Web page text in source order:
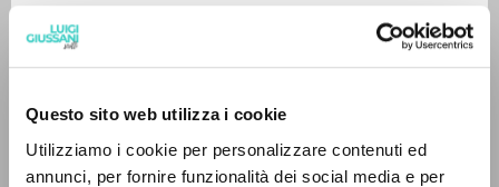
Questo sito web utilizza i cookie
Utilizziamo i cookie per personalizzare contenuti ed
annunci, per fornire funzionalità dei social media e per